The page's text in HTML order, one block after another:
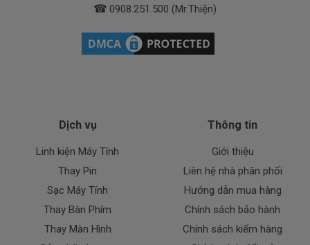
Mua sạc dell ở đâu tại tphcm
cho các bạn nhé.
Bạn chưa biết sạc này có phù hợp với máy của mình
hay không?
Bạn chưa biết máy Dell của mình là dòng Vostro,
Inspiron, Latitude hay Precision?
☎ 0908.251.500 (Mr.Thiện)
Dịch vụ
Linh kiện Máy Tính
Thay Pin
Sạc Máy Tính
Thay Bàn Phím
Thay Màn Hình
Thông tin
Giới thiệu
Liên hệ nhà phân phối
Hướng dẫn mua hàng
Chính sách bảo hành
Chính sách kiểm hàng